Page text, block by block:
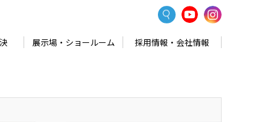
展示場・ショールーム 採用情報・会社情報